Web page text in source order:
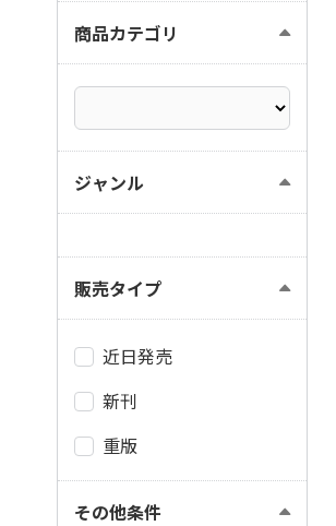
商品カテゴリ
ジャンル
販売タイプ
近日発売
新刊
重版
その他条件